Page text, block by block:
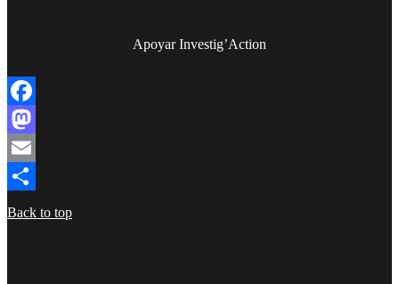
Apoyar Investig’Action
Facebook
Mastodon
Email
Compartir
Back to top